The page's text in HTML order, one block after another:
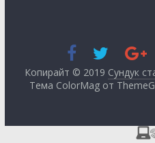
Копирайт © 2019 Сундук
Тема ColorMag от